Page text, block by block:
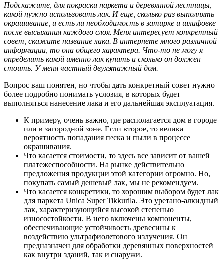
Подскажите, для покраски паркета и деревянной лестницы,
какой нужно использовать лак. И еще, сколько раз выполнять
окрашивание, и есть ли необходимость в затирке и шлифовке
после высыхания каждого слоя. Меня интересует конкретный
совет, скажите название лака. В интернете много различной
информации, то она общего характера. Что-то не могу я
определить какой именно лак купить и сколько он должен
стоить. У меня частный двухэтажный дом.
Вопрос ваш понятен, но чтобы дать конкретный совет нужно
более подробно понимать условия, в которых будет
выполняться нанесение лака и его дальнейшая эксплуатация.
К примеру, очень важно, где располагается дом в городе
или в загородной зоне. Если второе, то велика
вероятность попадания песка и пыли в процессе
окрашивания.
Что касается стоимости, то здесь все зависит от вашей
платежеспособности. На рынке действительно
предложения продукции этой категории огромно. Но,
покупать самый дешевый лак, мы не рекомендуем.
Что касается конкретики, то хорошим выбором будет лак
для паркета Unica Super Tikkurila. Это уретано-алкидный
лак, характеризующийся высокой степенью
износостойкости. В него включены компоненты,
обеспечивающие устойчивость древесины к
воздействию ультрафиолетового излучения. Он
предназначен для обработки деревянных поверхностей
как внутри зданий, так и снаружи.